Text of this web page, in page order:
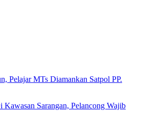
Pelajar MTs Diamankan Satpol PP.
Sarangan, Pelancong Wajib